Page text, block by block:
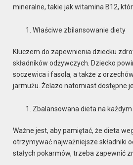
mineralne, takie jak witamina B12,
Właściwe zbilansowanie diety
Kluczem do zapewnienia dziecku
składników odżywczych. Dziecko
soczewica i fasola, a także z
jarmużu. Żelazo natomiast dostępne
Zbalansowana dieta na
Ważne jest, aby pamiętać, że dieta
otrzymywać najważniejsze składniki
stałych pokarmów, trzeba zapewnić